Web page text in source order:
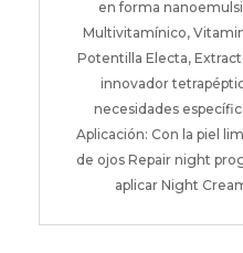
en forma
Multivitamínico,
Potentilla Electa,
innovador
necesidades
Aplicación: Con la piel
de ojos Repair night
aplicar Night